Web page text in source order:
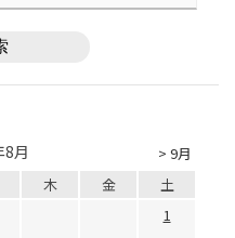
> 9月
8月
木 金
土
1